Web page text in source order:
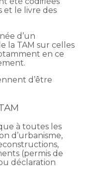
et le livre des
d’un
la TAM sur celles
en ce
d’être
à toutes les
d’urbanisme,
(permis de
déclaration